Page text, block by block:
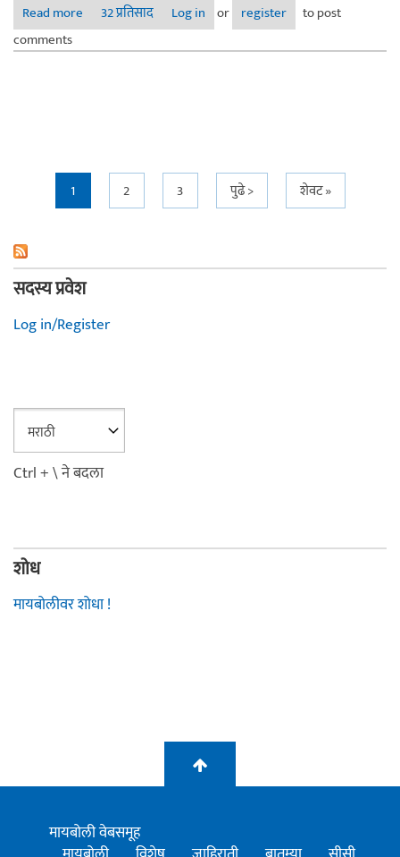
Read more
about मिनॅक थिएटर, युके - एका स्त्रीच्या संकल्पनेचा अप्रतिम
अविष्कार
32 प्रतिसाद Log in or register
to post
comments
Pages
1 2 3 पुढे > शेवट »
सदस्य प्रवेश
Log in/Register
Ctrl + \ ने बदला
शोध
मायबोलीवर शोधा !
मायबोली वेबसमूह